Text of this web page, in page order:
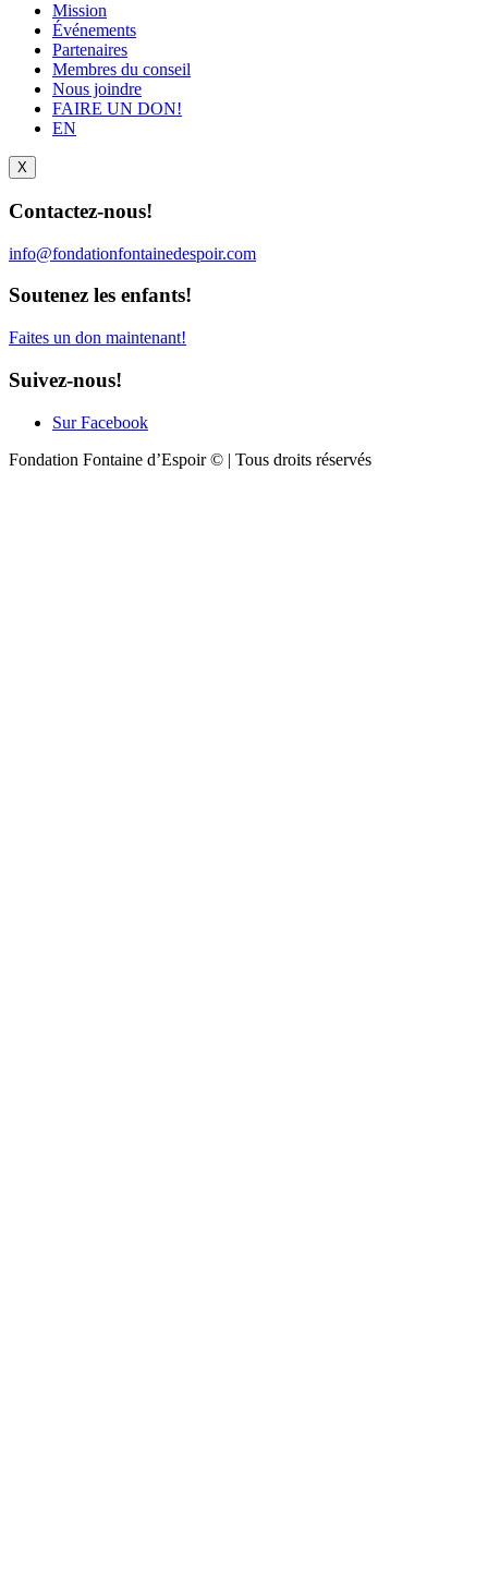
Mission
Événements
Partenaires
Membres du conseil
Nous joindre
FAIRE UN DON!
EN
X
Contactez-nous!
info@fondationfontainedespoir.com
Soutenez les enfants!
Faites un don maintenant!
Suivez-nous!
Sur Facebook
Fondation Fontaine d’Espoir © | Tous droits réservés